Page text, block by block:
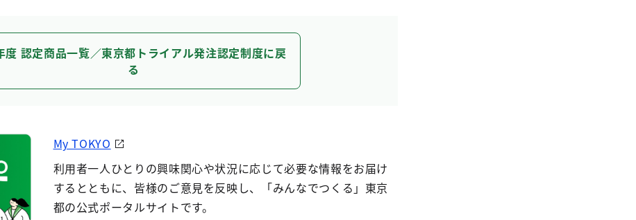
度 認定商品一覧／東京都トライアル発注認定制度に戻
る
My TOKYO
利用者一人ひとりの興味関心や状況に応じて必要な情報をお届け
するとともに、皆様のご意見を反映し、「みんなでつくる」東京
都の公式ポータルサイトです。